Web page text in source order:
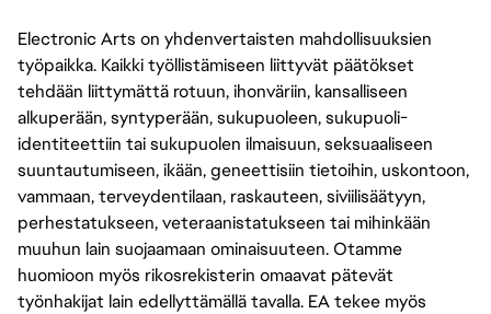
Electronic Arts on yhdenvertaisten mahdollisuuksien
työpaikka. Kaikki työllistämiseen liittyvät päätökset
tehdään liittymättä rotuun, ihonväriin, kansalliseen
alkuperään, syntyperään, sukupuoleen, sukupuoli-
identiteettiin tai sukupuolen ilmaisuun, seksuaaliseen
suuntautumiseen, ikään, geneettisiin tietoihin, uskontoon,
vammaan, terveydentilaan, raskauteen, siviilisäätyyn,
perhestatukseen, veteraanistatukseen tai mihinkään
muuhun lain suojaamaan ominaisuuteen. Otamme
huomioon myös rikosrekisterin omaavat pätevät
työnhakijat lain edellyttämällä tavalla. EA tekee myös